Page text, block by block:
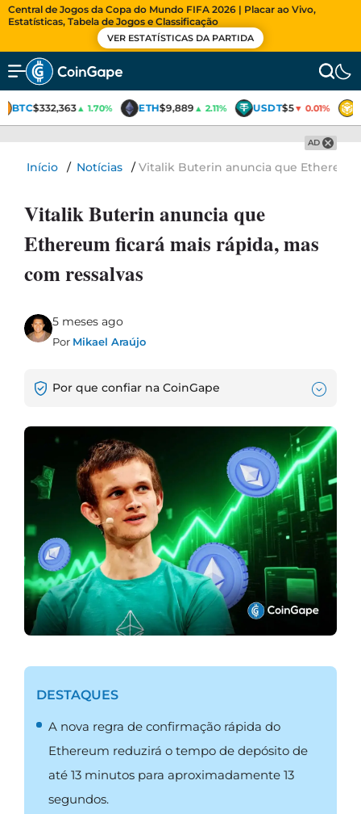
Central de Jogos da Copa do Mundo FIFA 2026 | Placar ao Vivo,
Estatísticas, Tabela de Jogos e Classificação
VER ESTATÍSTICAS DA PARTIDA
BTC$332,363▲ 1.70% ETH$9,889▲ 2.11% USDT$5▼ 0.01%
AD
Início / Notícias /Vitalik Buterin anuncia que Ethereum
Vitalik Buterin anuncia que
Ethereum ficará mais rápida, mas
com ressalvas
5 meses ago
Por Mikael Araújo
Por que confiar na CoinGape
DESTAQUES
A nova regra de confirmação rápida do
Ethereum reduzirá o tempo de depósito de
até 13 minutos para aproximadamente 13
segundos.